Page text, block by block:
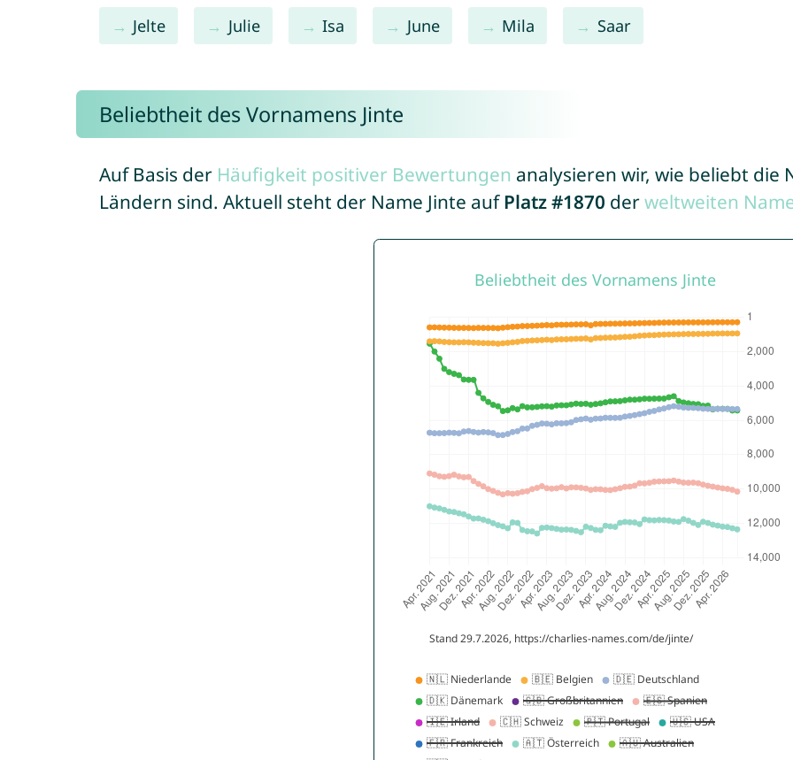
Jelte Julie Isa June Mila Saar
Beliebtheit des Vornamens Jinte
Auf Basis der Häufigkeit positiver Bewertungen analysieren wir, wie beliebt die
Ländern sind. Aktuell steht der Name Jinte auf Platz #1870 derweltweiten